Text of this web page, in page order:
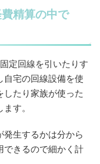
精算の中で
定回線を引いたりす
自宅の回線設備を使
たり家族が使った
す。
発生するかは分から
できるので細かく計